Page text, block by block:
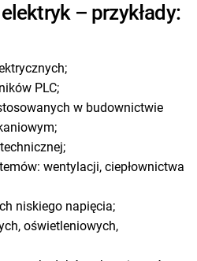
– przykłady:
PLC;
w budownictwie
wentylacji, ciepłownictwa
niskiego napięcia;
oświetleniowych,